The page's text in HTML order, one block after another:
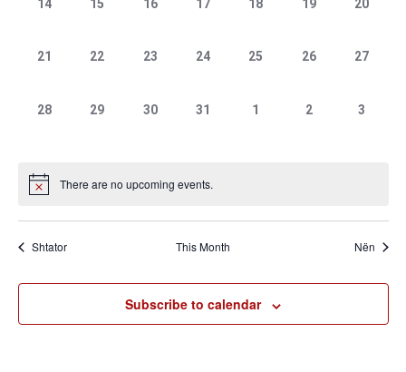
14 15 16 17 18 19 20
0
21
0
22
0
23
0
24
0
25
0
26
0
27
0
28
0
29
0
30
0
31
0
1
0
2
0
3
There are no upcoming events.
Shtator This Month Nën
Subscribe to calendar